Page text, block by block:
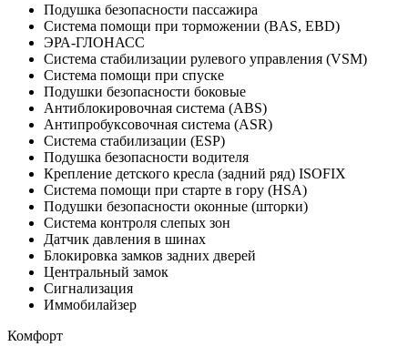
Подушка безопасности пассажира
Система помощи при торможении (BAS, EBD)
ЭРА-ГЛОНАСС
Система стабилизации рулевого управления (VSM)
Система помощи при спуске
Подушки безопасности боковые
Антиблокировочная система (ABS)
Антипробуксовочная система (ASR)
Система стабилизации (ESP)
Подушка безопасности водителя
Крепление детского кресла (задний ряд) ISOFIX
Система помощи при старте в гору (HSA)
Подушки безопасности оконные (шторки)
Система контроля слепых зон
Датчик давления в шинах
Блокировка замков задних дверей
Центральный замок
Сигнализация
Иммобилайзер
Комфорт